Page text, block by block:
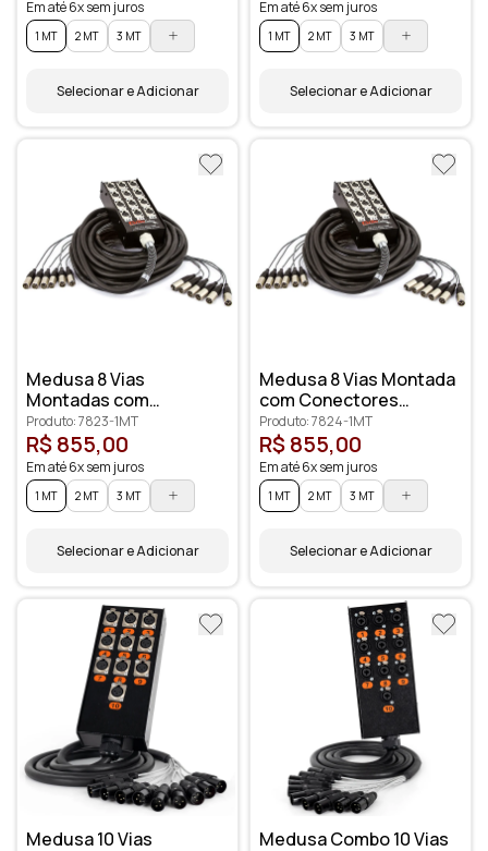
Em até 6x sem juros
1 MT 2 MT 3 MT
Selecionar e Adicionar
Em até 6x sem juros
1 MT 2 MT 3 MT
Selecionar e Adicionar
Medusa 8 Vias
Montadas com
Conectores Santo
Ângelo
Produto: 7823-1MT
R$ 855,00
Em até 6x sem juros
1 MT 2 MT 3 MT
Selecionar e Adicionar
Medusa 8 Vias Montada
com Conectores
Amphenol
Produto: 7824-1MT
R$ 855,00
Em até 6x sem juros
1 MT 2 MT 3 MT
Selecionar e Adicionar
Medusa 10 Vias
Medusa Combo 10 Vias